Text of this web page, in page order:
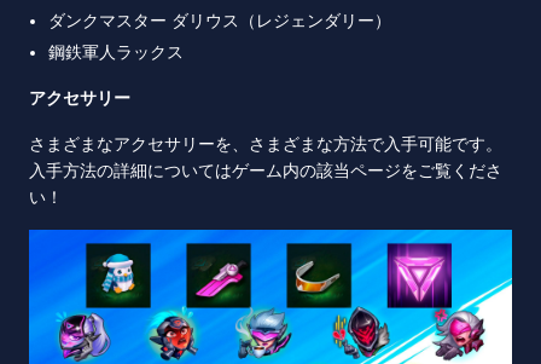
ダンクマスター ダリウス（レジェンダリー）
鋼鉄軍人ラックス
アクセサリー
さまざまなアクセサリーを、さまざまな方法で入手可能です。
入手方法の詳細についてはゲーム内の該当ページをご覧くださ
い！